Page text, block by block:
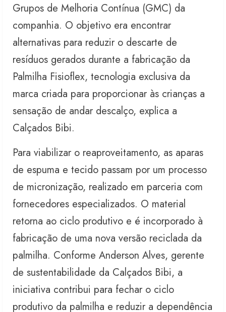
Grupos de Melhoria Contínua (GMC) da
companhia. O objetivo era encontrar
alternativas para reduzir o descarte de
resíduos gerados durante a fabricação da
Palmilha Fisioflex, tecnologia exclusiva da
marca criada para proporcionar às crianças a
sensação de andar descalço, explica a
Calçados Bibi.
Para viabilizar o reaproveitamento, as aparas
de espuma e tecido passam por um processo
de micronização, realizado em parceria com
fornecedores especializados. O material
retorna ao ciclo produtivo e é incorporado à
fabricação de uma nova versão reciclada da
palmilha. Conforme Anderson Alves, gerente
de sustentabilidade da Calçados Bibi, a
iniciativa contribui para fechar o ciclo
produtivo da palmilha e reduzir a dependência